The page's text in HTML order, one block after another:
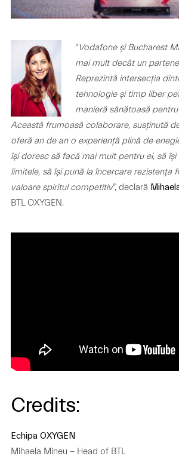
“Vodafone și Bucharest
mai mult decât un
Reprezintă intersecția
tehnologie și timp liber
manieră sănătoasă
Această frumoasă colaborare, susținută
oferă an de an o experiență plină de
își doresc să facă mai mult pentru ei, să
limitele, să își pună la încercare rezistența
valoare spiritul competitiv”, declară
BTL OXYGEN.
Credits:
Echipa OXYGEN
Mihaela Mineu − Head of BTL